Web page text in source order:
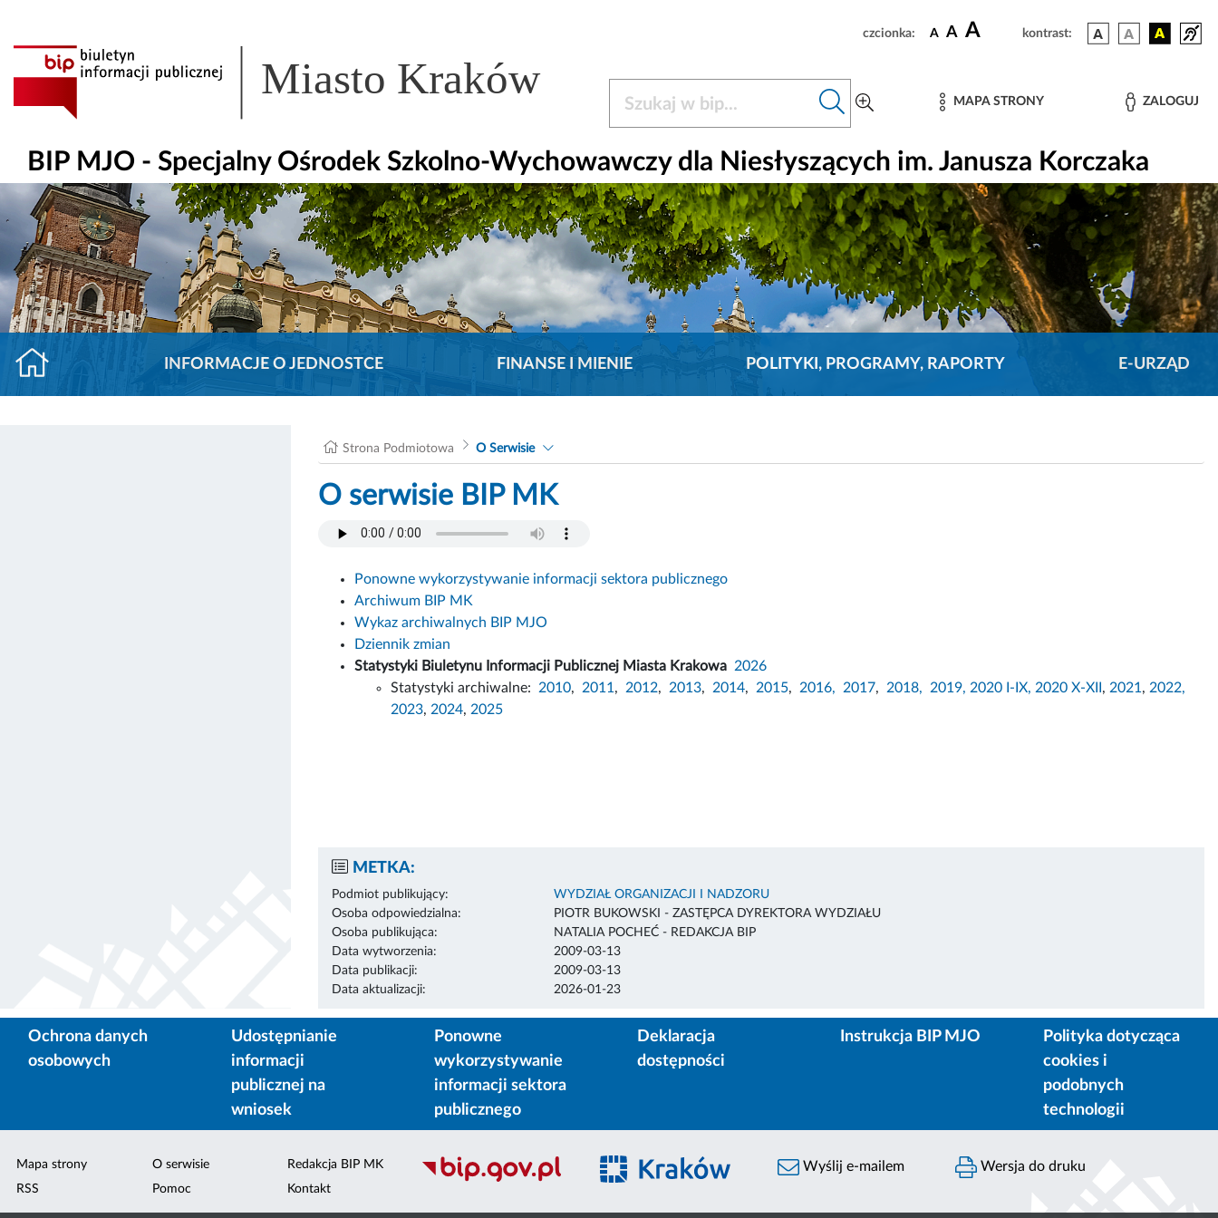
czcionka: A A A kontrast:
Miasto Kraków MAPA STRONY ZALOGUJ
BIP MJO - Specjalny Ośrodek Szkolno-Wychowawczy dla Niesłyszących im. Janusza Korczaka
INFORMACJE O JEDNOSTCE FINANSE I MIENIE POLITYKI, PROGRAMY, RAPORTY E-URZĄD
Strona Podmiotowa O Serwisie
O serwisie BIP MK
Ponowne wykorzystywanie informacji sektora publicznego
Archiwum BIP MK
Wykaz archiwalnych BIP MJO
Dziennik zmian
Statystyki Biuletynu Informacji Publicznej Miasta Krakowa 2026
Statystyki archiwalne: 2010, 2011, 2012, 2013, 2014, 2015, 2016, 2017, 2018, 2019, 2020 I-IX, 2020 X-XII, 2021, 2022,
2023, 2024, 2025
METKA:
Podmiot publikujący:
WYDZIAŁ ORGANIZACJI I NADZORU
Osoba odpowiedzialna:
PIOTR BUKOWSKI - ZASTĘPCA DYREKTORA WYDZIAŁU
Osoba publikująca:
NATALIA POCHEĆ - REDAKCJA BIP
Data wytworzenia:
2009-03-13
Data publikacji:
2009-03-13
Data aktualizacji:
2026-01-23
Ochrona danych
osobowych
Udostępnianie
informacji
publicznej na
wniosek
Ponowne
wykorzystywanie
informacji sektora
publicznego
Deklaracja
dostępności
Instrukcja BIP MJO
Polityka dotycząca
cookies i
podobnych
technologii
Mapa strony
RSS
O serwisie
Pomoc
Redakcja BIP MK
Kontakt
Wyślij e-mailem Wersja do druku